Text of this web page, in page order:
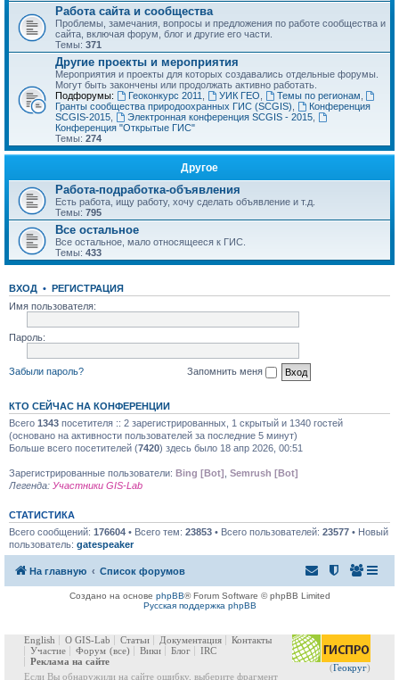
Работа сайта и сообщества
Проблемы, замечания, вопросы и предложения по работе сообщества и
сайта, включая форум, блог и другие его части.
Темы: 371
Другие проекты и мероприятия
Мероприятия и проекты для которых создавались отдельные форумы.
Могут быть закончены или продолжать активно работать.
Подфорумы:
Геоконкурс 2011 УИК ГЕО Темы по регионам
Гранты сообщества природоохранных ГИС (SCGIS)
Конференция
SCGIS-2015
Электронная конференция SCGIS - 2015,
Конференция "Открытые ГИС"
Темы: 274
Другое
Работа-подработка-объявления
Есть работа, ищу работу, хочу сделать объявление и т.д.
Темы: 795
Все остальное
Все остальное, мало относящееся к ГИС.
Темы: 433
ВХОД • РЕГИСТРАЦИЯ
Имя пользователя:
Пароль:
Забыли пароль? Запомнить меня
КТО СЕЙЧАС НА КОНФЕРЕНЦИИ
Всего 1343 посетителя :: 2 зарегистрированных, 1 скрытый и 1340 гостей
(основано на активности пользователей за последние 5 минут)
Больше всего посетителей (7420) здесь было 18 апр 2026, 00:51
Зарегистрированные пользователи: Bing [Bot] Semrush [Bot]
Легенда: Участники GIS-Lab
СТАТИСТИКА
Всего сообщений: 176604 • Всего тем: 23853 • Всего пользователей: 23577 • Новый
пользователь: gatespeaker
На главную Список форумов
Создано на основе phpBB® Forum Software © phpBB Limited
Русская поддержка phpBB
(Геокруг)
English О GIS-Lab Статьи Документация
Контакты
Участие
Форум (все) Вики Блог
IRC
Реклама на сайте
Если Вы обнаружили на сайте ошибку, выберите фрагмент